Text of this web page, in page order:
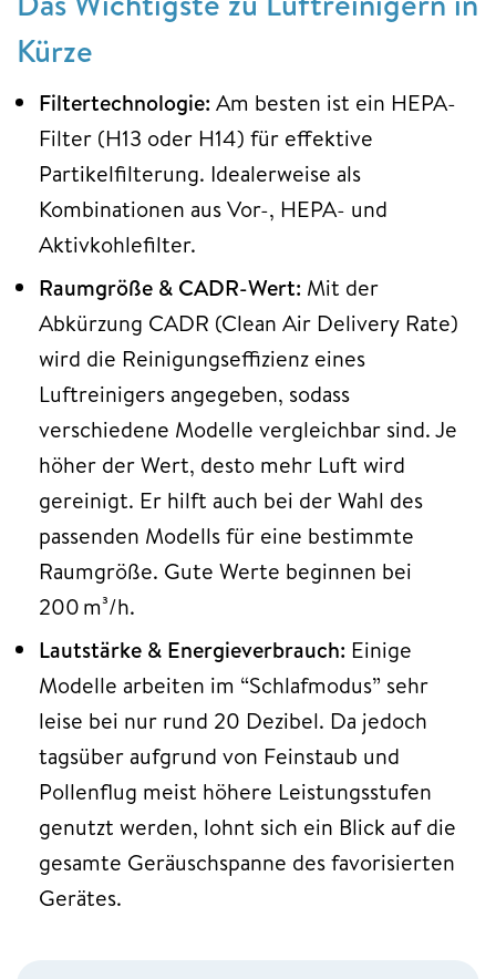
Kürze
Filtertechnologie: Am besten ist ein HEPA-
Filter (H13 oder H14) für effektive
Partikelfilterung. Idealerweise als
Kombinationen aus Vor-, HEPA- und
Aktivkohlefilter.
Raumgröße & CADR-Wert: Mit der
Abkürzung CADR (Clean Air Delivery Rate)
wird die Reinigungseffizienz eines
Luftreinigers angegeben, sodass
verschiedene Modelle vergleichbar sind. Je
höher der Wert, desto mehr Luft wird
gereinigt. Er hilft auch bei der Wahl des
passenden Modells für eine bestimmte
Raumgröße. Gute Werte beginnen bei
200 m³/h.
Lautstärke & Energieverbrauch: Einige
Modelle arbeiten im “Schlafmodus” sehr
leise bei nur rund 20 Dezibel. Da jedoch
tagsüber aufgrund von Feinstaub und
Pollenflug meist höhere Leistungsstufen
genutzt werden, lohnt sich ein Blick auf die
gesamte Geräuschspanne des favorisierten
Gerätes.